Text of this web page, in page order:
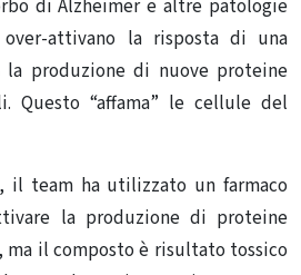
di Alzheimer e altre patologie
over-attivano la risposta di una
la produzione di nuove proteine
Questo “affama” le cellule del
il team ha utilizzato un farmaco
la produzione di proteine
il composto è risultato tossico